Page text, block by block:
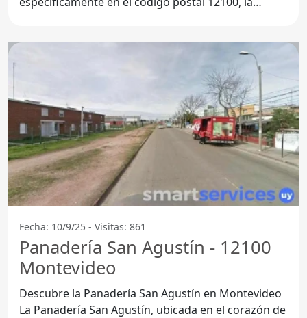
Fecha: 10/9/25 - Visitas: 861
Panadería San Agustín - 12100
Montevideo
Descubre la Panadería San Agustín en Montevideo
La Panadería San Agustín, ubicada en el corazón de